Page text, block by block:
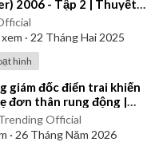
2006 - Tập 2 | Thuyết
· 22 Tháng Hai 2025
hình
giám đốc điển trai khiến
đơn thân rung động |
Hẹn HòOfficial
· 26 Tháng Năm 2026